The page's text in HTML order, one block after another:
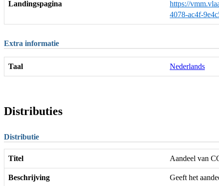
Landingspagina
https://
4078-ac4f-
Extra informatie
Taal Nederlands
Distributies
Distributie
Titel Aandeel van
Beschrijving Geeft het